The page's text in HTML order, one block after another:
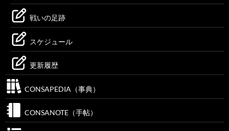
戦いの足跡
スケジュール
更新履歴
CONSAPEDIA（事典）
CONSANOTE（手帖）